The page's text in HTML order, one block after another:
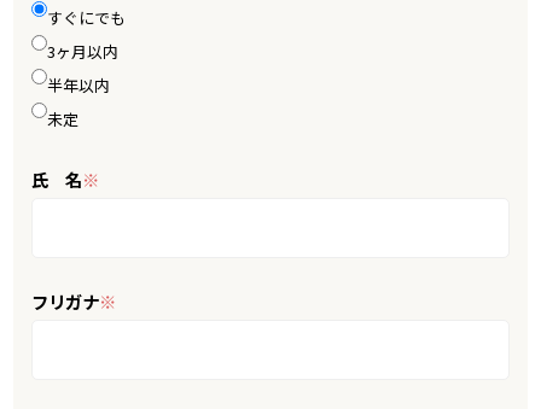
すぐにでも
3ヶ月以内
半年以内
未定
氏 名※
フリガナ※